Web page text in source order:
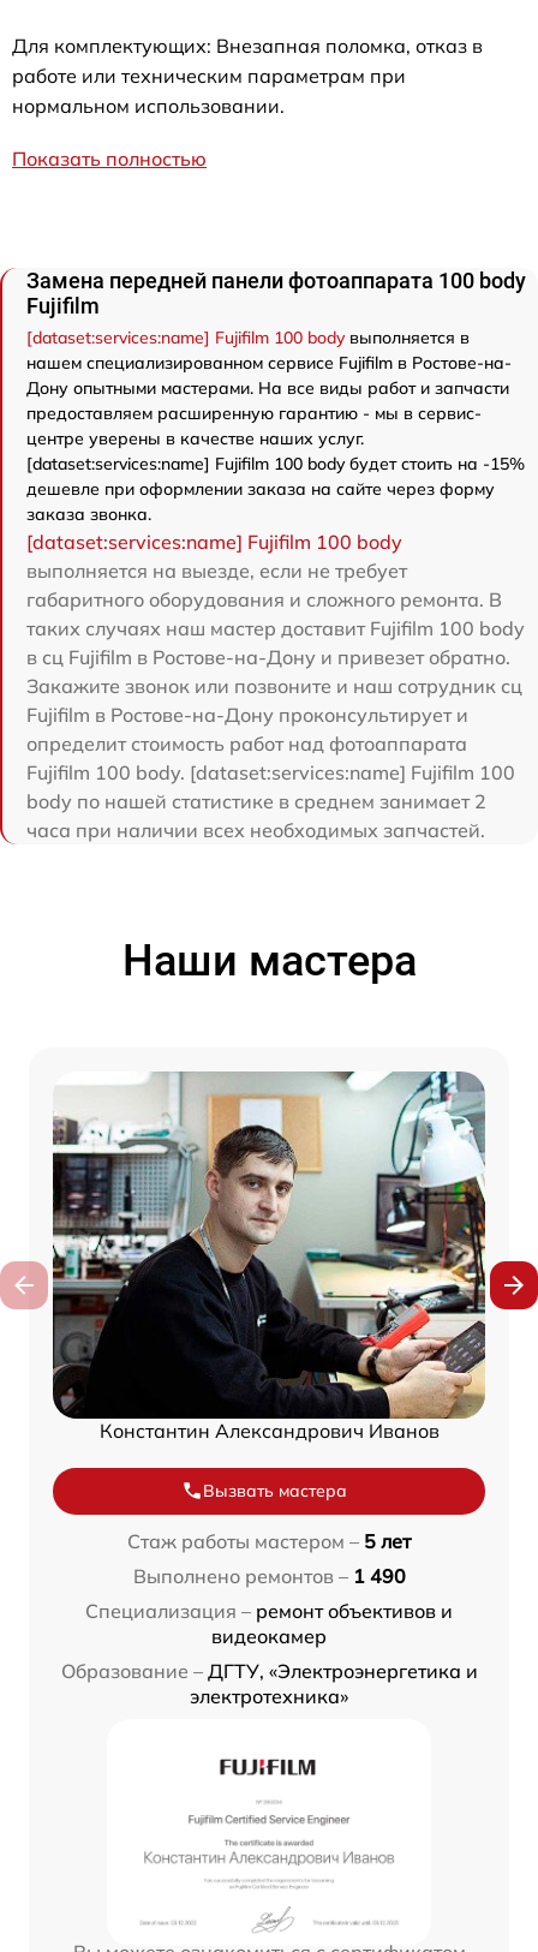
Для комплектующих: Внезапная поломка, отказ в
работе или техническим параметрам при
нормальном использовании.
Показать полностью
Замена передней панели фотоаппарата 100 body
Fujifilm
[dataset:services:name] Fujifilm 100 bodyвыполняется в
нашем специализированном сервисе Fujifilm в Ростове-на-
Дону опытными мастерами. На все виды работ и запчасти
предоставляем расширенную гарантию - мы в сервис-
центре уверены в качестве наших услуг.
[dataset:services:name] Fujifilm 100 body будет стоить на -15%
дешевле при оформлении заказа на сайте через форму
заказа звонка.
[dataset:services:name] Fujifilm 100 body
выполняется на выезде, если не требует
габаритного оборудования и сложного ремонта. В
таких случаях наш мастер доставит Fujifilm 100 body
в сц Fujifilm в Ростове-на-Дону и привезет обратно.
Закажите звонок или позвоните и наш сотрудник сц
Fujifilm в Ростове-на-Дону проконсультирует и
определит стоимость работ над фотоаппарата
Fujifilm 100 body. [dataset:services:name] Fujifilm 100
body по нашей статистике в среднем занимает 2
часа при наличии всех необходимых запчастей.
Наши мастера
Константин Александрович Иванов
Вызвать мастера
Стаж работы мастером – 5 лет
Выполнено ремонтов – 1 490
Специализация – ремонт объективов и
видеокамер
Образование – ДГТУ, «Электроэнергетика и
электротехника»